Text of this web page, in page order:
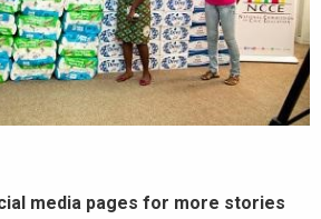
media pages for more stories